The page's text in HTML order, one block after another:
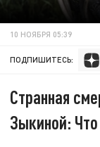
10 НОЯБРЯ 05:39
ПОДПИШИТЕСЬ:
Странная
Зыкиной: